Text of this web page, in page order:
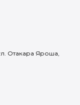
Отакара Яроша,